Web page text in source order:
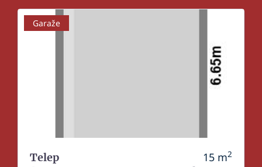
Garaže
Telep 15 m2